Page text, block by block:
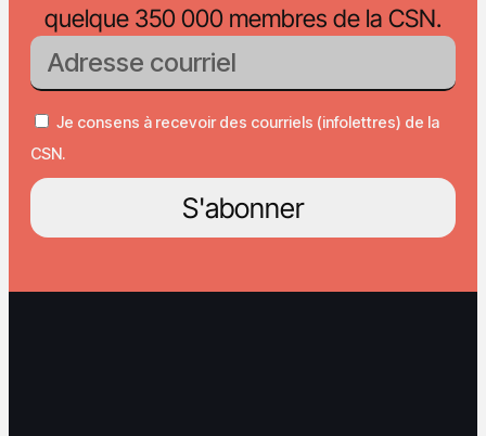
quelque 350 000 membres de la CSN.
Je consens à recevoir des courriels (infolettres) de la
CSN.
S'abonner